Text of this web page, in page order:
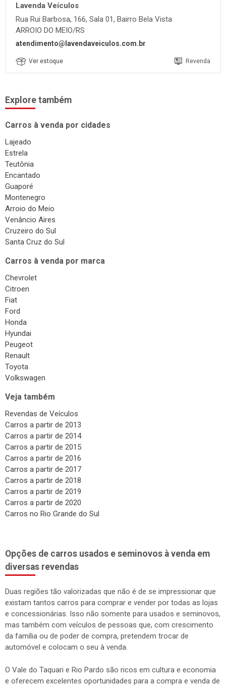
Lavenda Veículos
Rua Rui Barbosa, 166, Sala 01, Bairro Bela Vista
ARROIO DO MEIO/RS
atendimento@lavendaveiculos.com.br
Ver estoque Revenda
Explore também
Carros à venda por cidades
Lajeado
Estrela
Teutônia
Encantado
Guaporé
Montenegro
Arroio do Meio
Venâncio Aires
Cruzeiro do Sul
Santa Cruz do Sul
Carros à venda por marca
Chevrolet
Citroen
Fiat
Ford
Honda
Hyundai
Peugeot
Renault
Toyota
Volkswagen
Veja também
Revendas de Veículos
Carros a partir de 2013
Carros a partir de 2014
Carros a partir de 2015
Carros a partir de 2016
Carros a partir de 2017
Carros a partir de 2018
Carros a partir de 2019
Carros a partir de 2020
Carros no Rio Grande do Sul
Opções de carros usados e seminovos à venda em
diversas revendas
Duas regiões tão valorizadas que não é de se impressionar que
existam tantos carros para comprar e vender por todas as lojas
e concessionárias. Isso não somente para usados e seminovos,
mas também com veículos de pessoas que, com crescimento
da família ou de poder de compra, pretendem trocar de
automóvel e colocam o seu à venda.
O Vale do Taquari e Rio Pardo são ricos em cultura e economia
e oferecem excelentes oportunidades para a compra e venda de